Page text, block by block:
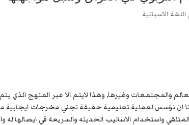
الاسبانية
والمجتمعات وغيرها, وهذا لايتم الا عبر المنهج
ان نؤسس لعملية تعليمية حقيقة تجني مخرجات ايجابية
واستخدام الاساليب الحديثه والسريعة في ايصالها له